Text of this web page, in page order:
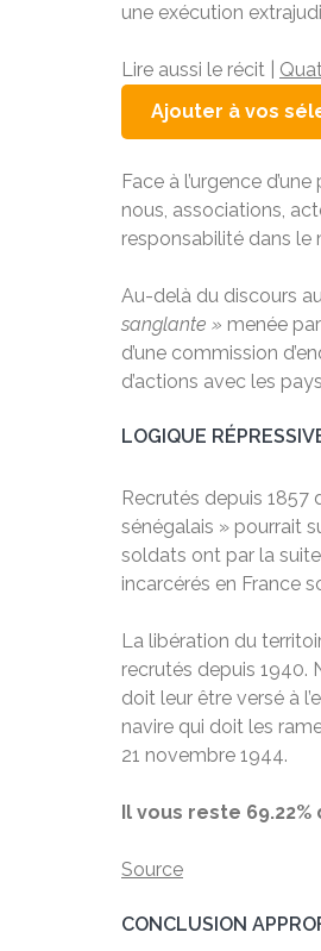
une exécution
Lire aussi le récit |
Ajouter à vos
Face à l’urgence
nous, associations,
responsabilité dans le
Au-delà du discours
sanglante » menée
d’une commission
d’actions avec les
LOGIQUE
Recrutés depuis 1857
sénégalais » pourrait
soldats ont par la
incarcérés en France
La libération du
recrutés depuis 1940.
doit leur être versé à
navire qui doit les
21 novembre 1944.
Il vous reste
Source
CONCLUSION